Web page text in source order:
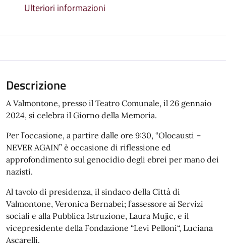
Ulteriori informazioni
Descrizione
A Valmontone, presso il Teatro Comunale, il 26 gennaio
2024, si celebra il Giorno della Memoria.
Per l’occasione, a partire dalle ore 9:30, “Olocausti –
NEVER AGAIN” è occasione di riflessione ed
approfondimento sul genocidio degli ebrei per mano dei
nazisti.
Al tavolo di presidenza, il sindaco della Città di
Valmontone, Veronica Bernabei; l’assessore ai Servizi
sociali e alla Pubblica Istruzione, Laura Mujic, e il
vicepresidente della Fondazione “Levi Pelloni“, Luciana
Ascarelli.